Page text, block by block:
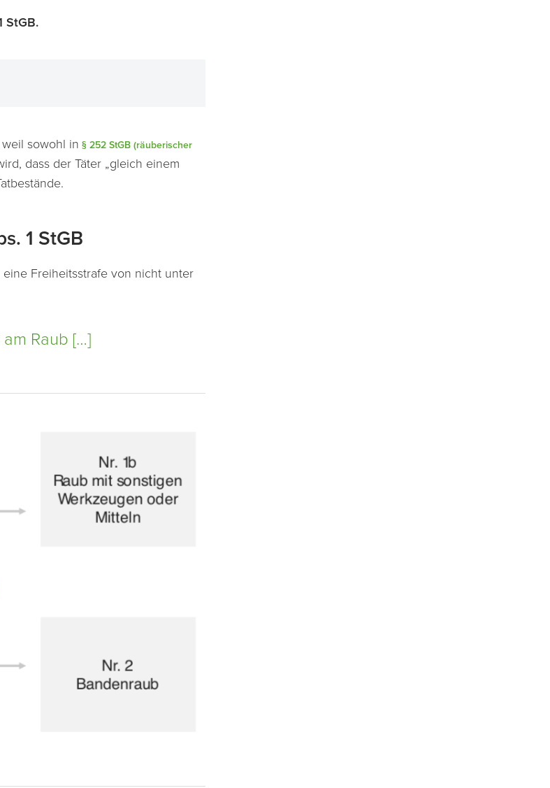
StGB.
sowohl in § 252 StGB (räuberischer
dass der Täter „gleich einem
1 StGB
Freiheitsstrafe von nicht unter
Raub […]